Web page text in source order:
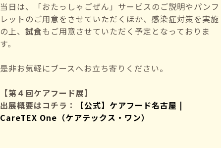
当日は、「おたっしゃごぜん」サービスのご説明やパンフ
レットのご用意をさせていただくほか、感染症対策を実施
の上、 試食もご用意させていただく予定となっておりま
す。
是非お気軽にブースへお立ち寄りください。
【第４回ケアフード展】
出展概要はコチラ：
【公式】ケアフード名古屋 |
CareTEX One （ケアテックス・ワン）